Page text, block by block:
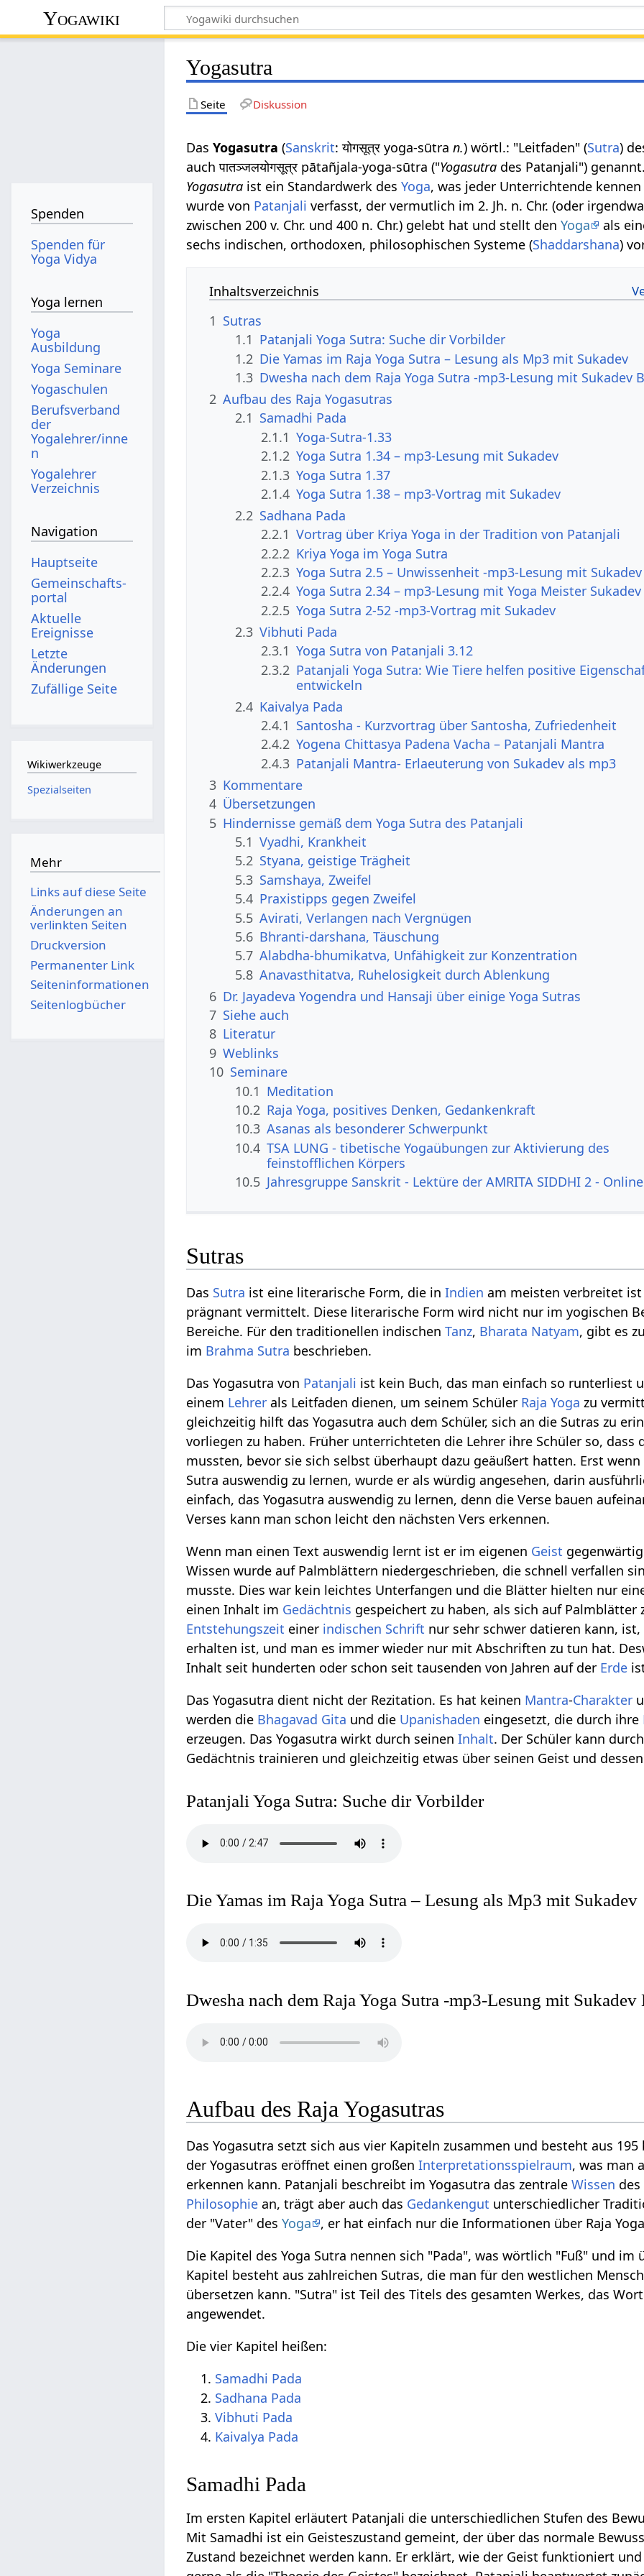
Yogawiki
Yogasutra
Seite Diskussion
DasYogasutra (Sanskrit: योगसूत्र yoga-sūtran.) wörtl.: "Leitfaden" (Sutra)
auch पातञ्जलयोगसूत्र pātañjala-yoga-sūtra ("Yogasutra des Patanjali")
Yogasutra ist ein Standardwerk desYoga, was jeder Unterrichtende kennen
wurde von Patanjali verfasst, der vermutlich im 2. Jh. n. Chr. (oder
zwischen 200 v. Chr. und 400 n. Chr.) gelebt hat und stellt denYoga
als
sechs indischen, orthodoxen, philosophischen Systeme (Shaddarshana)
Inhaltsverzeichnis
1 Sutras
1.1 Patanjali Yoga Sutra: Suche dir Vorbilder
1.2 Die Yamas im Raja Yoga Sutra – Lesung als Mp3 mit Sukadev
1.3 Dwesha nach dem Raja Yoga Sutra -mp3-Lesung mit Sukadev
2 Aufbau des Raja Yogasutras
2.1 Samadhi Pada
2.1.1 Yoga-Sutra-1.33
2.1.2 Yoga Sutra 1.34 – mp3-Lesung mit Sukadev
2.1.3 Yoga Sutra 1.37
2.1.4 Yoga Sutra 1.38 – mp3-Vortrag mit Sukadev
2.2 Sadhana Pada
2.2.1 Vortrag über Kriya Yoga in der Tradition von Patanjali
2.2.2 Kriya Yoga im Yoga Sutra
2.2.3 Yoga Sutra 2.5 – Unwissenheit -mp3-Lesung mit Sukadev
2.2.4 Yoga Sutra 2.34 – mp3-Lesung mit Yoga Meister
2.2.5 Yoga Sutra 2-52 -mp3-Vortrag mit Sukadev
2.3 Vibhuti Pada
2.3.1 Yoga Sutra von Patanjali 3.12
2.3.2 Patanjali Yoga Sutra: Wie Tiere helfen positive
entwickeln
2.4 Kaivalya Pada
2.4.1 Santosha - Kurzvortrag über Santosha, Zufriedenheit
2.4.2 Yogena Chittasya Padena Vacha – Patanjali Mantra
2.4.3 Patanjali Mantra- Erlaeuterung von Sukadev als mp3
3 Kommentare
4 Übersetzungen
5 Hindernisse gemäß dem Yoga Sutra des Patanjali
5.1 Vyadhi, Krankheit
5.2 Styana, geistige Trägheit
5.3 Samshaya, Zweifel
5.4 Praxistipps gegen Zweifel
5.5 Avirati, Verlangen nach Vergnügen
5.6 Bhranti-darshana, Täuschung
5.7 Alabdha-bhumikatva, Unfähigkeit zur Konzentration
5.8 Anavasthitatva, Ruhelosigkeit durch Ablenkung
6 Dr. Jayadeva Yogendra und Hansaji über einige Yoga Sutras
7 Siehe auch
8 Literatur
9 Weblinks
10 Seminare
10.1 Meditation
10.2 Raja Yoga, positives Denken, Gedankenkraft
10.3 Asanas als besonderer Schwerpunkt
10.4 TSA LUNG - tibetische Yogaübungen zur Aktivierung des
feinstofflichen Körpers
10.5 Jahresgruppe Sanskrit - Lektüre der AMRITA SIDDHI 2 - Online
Sutras
Das Sutra ist eine literarische Form, die inIndien am meisten verbreitet
prägnant vermittelt. Diese literarische Form wird nicht nur im yogischen
Bereiche. Für den traditionellen indischenTanz, Bharata Natyam, gibt es
im Brahma Sutra beschrieben.
Das Yogasutra von Patanjali ist kein Buch, das man einfach so runterliest
einem Lehrer als Leitfaden dienen, um seinem Schüler Raja Yoga zu
gleichzeitig hilft das Yogasutra auch dem Schüler, sich an die Sutras zu
vorliegen zu haben. Früher unterrichteten die Lehrer ihre Schüler so, dass
mussten, bevor sie sich selbst überhaupt dazu geäußert hatten. Erst wenn
Sutra auswendig zu lernen, wurde er als würdig angesehen, darin
einfach, das Yogasutra auswendig zu lernen, denn die Verse bauen
Verses kann man schon leicht den nächsten Vers erkennen.
Wenn man einen Text auswendig lernt ist er im eigenen Geist
Wissen wurde auf Palmblättern niedergeschrieben, die schnell verfallen
musste. Dies war kein leichtes Unterfangen und die Blätter hielten nur
einen Inhalt im Gedächtnis gespeichert zu haben, als sich auf Palmblätter
Entstehungszeit einer indischen Schrift nur sehr schwer datieren kann,
erhalten ist, und man es immer wieder nur mit Abschriften zu tun hat.
Inhalt seit hunderten oder schon seit tausenden von Jahren auf der Erde
Das Yogasutra dient nicht der Rezitation. Es hat keinen Mantra-Charakter
werden die Bhagavad Gita und die Upanishaden eingesetzt, die durch ihre
erzeugen. Das Yogasutra wirkt durch seinenInhalt. Der Schüler kann
Gedächtnis trainieren und gleichzeitig etwas über seinen Geist und
Patanjali Yoga Sutra: Suche dir Vorbilder
Die Yamas im Raja Yoga Sutra – Lesung als Mp3 mit Sukadev
Dwesha nach dem Raja Yoga Sutra -mp3-Lesung mit Sukadev
Aufbau des Raja Yogasutras
Das Yogasutra setzt sich aus vier Kapiteln zusammen und besteht aus
der Yogasutras eröffnet einen großenInterpretationsspielraum, was man
erkennen kann. Patanjali beschreibt im Yogasutra das zentraleWissen
Philosophie an, trägt aber auch das Gedankengut unterschiedlicher
der "Vater" desYoga
, er hat einfach nur die Informationen über Raja
Die Kapitel des Yoga Sutra nennen sich "Pada", was wörtlich "Fuß" und
Kapitel besteht aus zahlreichen Sutras, die man für den westlichen
übersetzen kann. "Sutra" ist Teil des Titels des gesamten Werkes, das
angewendet.
Die vier Kapitel heißen:
Samadhi Pada
Sadhana Pada
Vibhuti Pada
Kaivalya Pada
Samadhi Pada
Im ersten Kapitel erläutert Patanjali die unterschiedlichen Stufen des
Mit Samadhi ist ein Geisteszustand gemeint, der über das normale
Zustand bezeichnet werden kann. Er erklärt, wie der Geist funktioniert
Spenden
Spenden für
Yoga Vidya
Yoga lernen
Yoga
Ausbildung
Yoga Seminare
Yogaschulen
Berufsverband
der
Yogalehrer/inne
n
Yogalehrer
Verzeichnis
Navigation
Hauptseite
Gemeinschafts­
portal
Aktuelle
Ereignisse
Letzte
Änderungen
Zufällige Seite
Wikiwerkzeuge
Spezialseiten
Mehr
Links auf diese Seite
Änderungen an
verlinkten Seiten
Druckversion
Permanenter Link
Seiten­­informationen
Seitenlogbücher